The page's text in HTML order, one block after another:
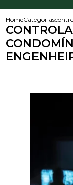
HomeCategorias